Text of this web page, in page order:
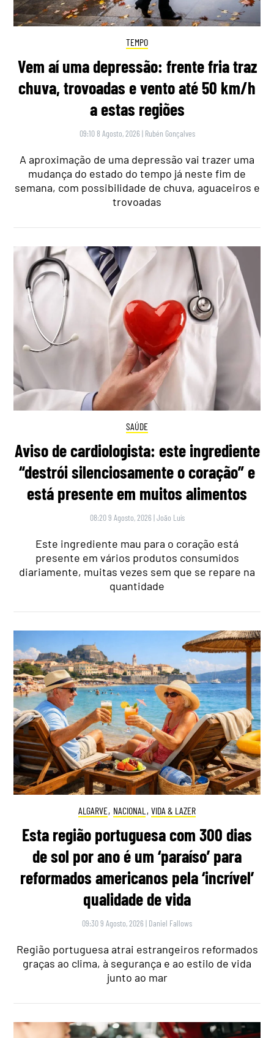
TEMPO
Vem aí uma depressão: frente fria traz
chuva, trovoadas e vento até 50 km/h
a estas regiões
09:10 8 Agosto, 2026 | Rubén Gonçalves
A aproximação de uma depressão vai trazer uma
mudança do estado do tempo já neste fim de
semana, com possibilidade de chuva, aguaceiros e
trovoadas
SAÚDE
Aviso de cardiologista: este ingrediente
“destrói silenciosamente o coração” e
está presente em muitos alimentos
08:20 9 Agosto, 2026 |João Luís
Este ingrediente mau para o coração está
presente em vários produtos consumidos
diariamente, muitas vezes sem que se repare na
quantidade
ALGARVE, NACIONAL , VIDA & LAZER
Esta região portuguesa com 300 dias
de sol por ano é um ‘paraíso’ para
reformados americanos pela ‘incrível’
qualidade de vida
09:30 9 Agosto, 2026 | Daniel Fallows
Região portuguesa atrai estrangeiros reformados
graças ao clima, à segurança e ao estilo de vida
junto ao mar